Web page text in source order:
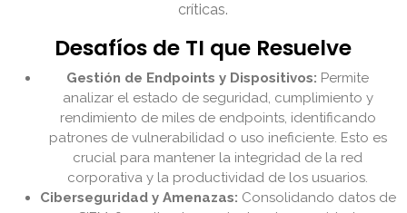
críticas.
Desafíos de TI que Resuelve
Gestión de Endpoints y Dispositivos: Permite
analizar el estado de seguridad, cumplimiento y
rendimiento de miles de endpoints, identificando
patrones de vulnerabilidad o uso ineficiente. Esto es
crucial para mantener la integridad de la red
corporativa y la productividad de los usuarios.
Ciberseguridad y Amenazas: Consolidando datos de